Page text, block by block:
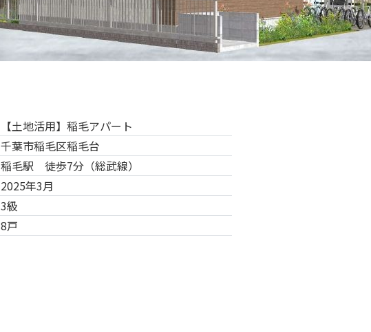
【土地活用】稲毛アパート
千葉市稲毛区稲毛台
稲毛駅 徒歩7分（総武線）
2025年3月
3級
8戸